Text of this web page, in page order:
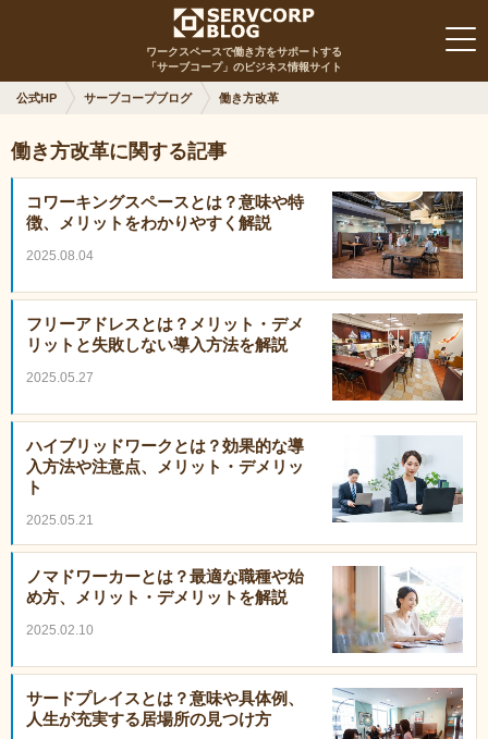
ワークスペースで働き方をサポートする
「サーブコープ」のビジネス情報サイト
公式HP サーブコープブログ 働き方改革
働き方改革に関する記事
コワーキングスペースとは？意味や特
徴、メリットをわかりやすく解説
2025.08.04
フリーアドレスとは？メリット・デメ
リットと失敗しない導入方法を解説
2025.05.27
ハイブリッドワークとは？効果的な導
入方法や注意点、メリット・デメリッ
ト
2025.05.21
ノマドワーカーとは？最適な職種や始
め方、メリット・デメリットを解説
2025.02.10
サードプレイスとは？意味や具体例、
人生が充実する居場所の見つけ方